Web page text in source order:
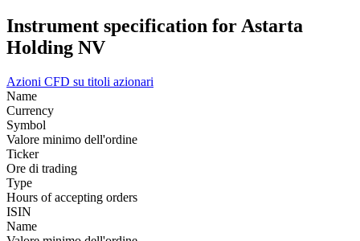
Instrument specification for Astarta
Holding NV
Azioni CFD su titoli azionari
Name
Currency
Symbol
Valore minimo dell'ordine
Ticker
Ore di trading
Type
Hours of accepting orders
ISIN
Name